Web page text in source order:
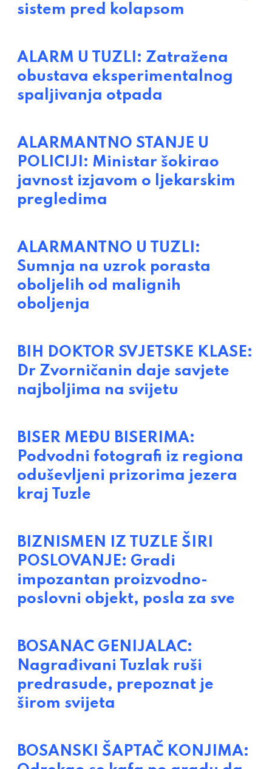
sistem pred kolapsom
ALARM U TUZLI: Zatražena
obustava eksperimentalnog
spaljivanja otpada
ALARMANTNO STANJE U
POLICIJI: Ministar šokirao
javnost izjavom o ljekarskim
pregledima
ALARMANTNO U TUZLI:
Sumnja na uzrok porasta
oboljelih od malignih
oboljenja
BIH DOKTOR SVJETSKE KLASE:
Dr Zvorničanin daje savjete
najboljima na svijetu
BISER MEĐU BISERIMA:
Podvodni fotografi iz regiona
oduševljeni prizorima jezera
kraj Tuzle
BIZNISMEN IZ TUZLE ŠIRI
POSLOVANJE: Gradi
impozantan proizvodno-
poslovni objekt, posla za sve
BOSANAC GENIJALAC:
Nagrađivani Tuzlak ruši
predrasude, prepoznat je
širom svijeta
BOSANSKI ŠAPTAČ KONJIMA: